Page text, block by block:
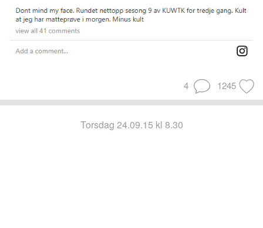
4 1245
torsdag 24.09.15 kl 8.30